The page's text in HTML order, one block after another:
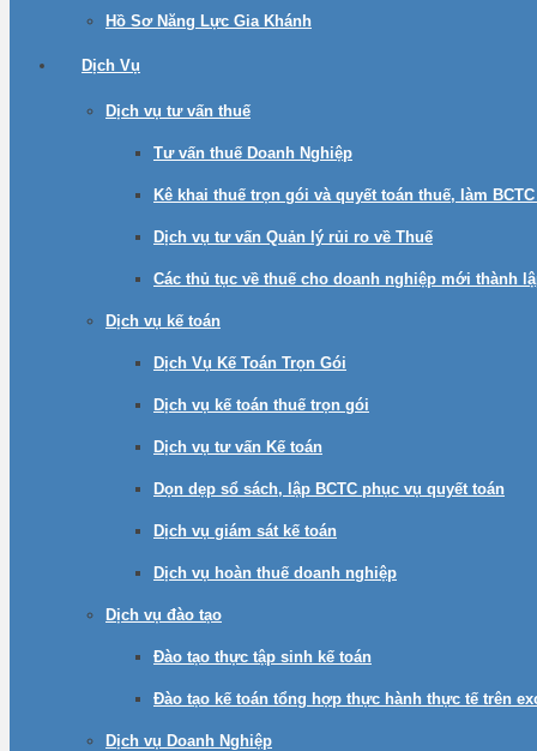
Hồ Sơ Năng Lực Gia Khánh
Dịch Vụ
Dịch vụ tư vấn thuế
Tư vấn thuế Doanh Nghiệp
Kê khai thuế trọn gói và quyết toán thuế, làm
Dịch vụ tư vấn Quản lý rủi ro về Thuế
Các thủ tục về thuế cho doanh nghiệp mới thành
Dịch vụ kế toán
Dịch Vụ Kế Toán Trọn Gói
Dịch vụ kế toán thuế trọn gói
Dịch vụ tư vấn Kế toán
Dọn dẹp sổ sách, lập BCTC phục vụ quyết toán
Dịch vụ giám sát kế toán
Dịch vụ hoàn thuế doanh nghiệp
Dịch vụ đào tạo
Đào tạo thực tập sinh kế toán
Đào tạo kế toán tổng hợp thực hành thực tế trên
Dịch vụ Doanh Nghiệp